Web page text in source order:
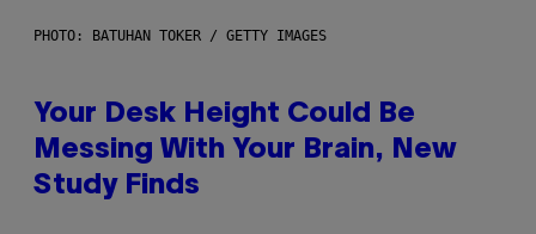
PHOTO: BATUHAN TOKER / GETTY IMAGES
Your Desk Height Could Be
Messing With Your Brain, New
Study Finds